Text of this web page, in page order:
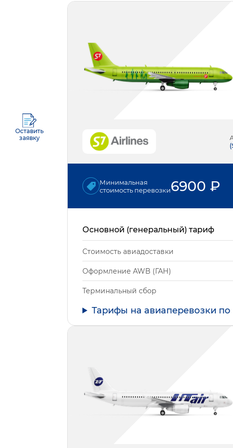
Оставить
заявку
(
Минимальная
стоимость перевозки6900 ₽
Основной (генеральный) тариф
Стоимость авиадоставки
Оформление AWB (ГАН)
Терминальный сбор
Тарифы на авиаперевозки